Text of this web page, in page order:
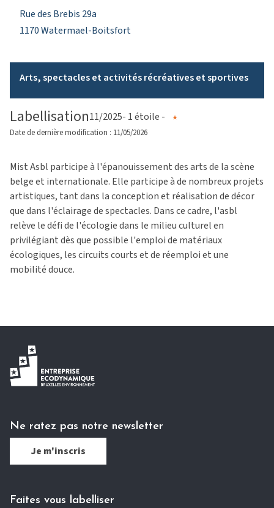
Rue des Brebis 29a
1170 Watermael-Boitsfort
Arts, spectacles et activités récréatives et sportives
Labellisation11/2025- 1 étoile -
Date de dernière modification : 11/05/2026
Mist Asbl participe à l'épanouissement des arts de la scène
belge et internationale. Elle participe à de nombreux projets
artistiques, tant dans la conception et réalisation de décor
que dans l'éclairage de spectacles. Dans ce cadre, l'asbl
relève le défi de l'écologie dans le milieu culturel en
privilégiant dès que possible l'emploi de matériaux
écologiques, les circuits courts et de réemploi et une
mobilité douce.
Ne ratez pas notre newsletter
Je m'inscris
Faites vous labelliser